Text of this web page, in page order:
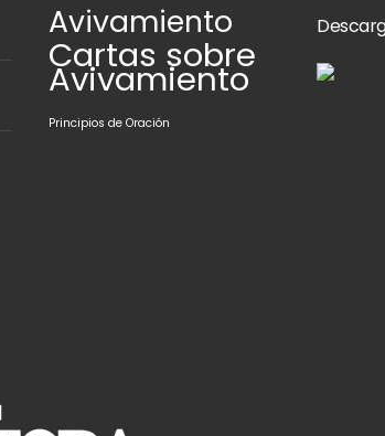
Avivamiento
Cartas sobre
Avivamiento
Principios de Oración